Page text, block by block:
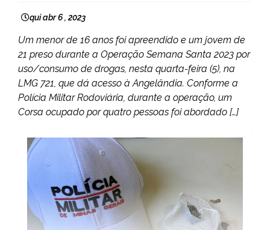
qui abr 6 , 2023
Um menor de 16 anos foi apreendido e um jovem de
21 preso durante a Operação Semana Santa 2023 por
uso/consumo de drogas, nesta quarta-feira (5), na
LMG 721, que dá acesso à Angelândia. Conforme a
Polícia Militar Rodoviária, durante a operação, um
Corsa ocupado por quatro pessoas foi abordado […]